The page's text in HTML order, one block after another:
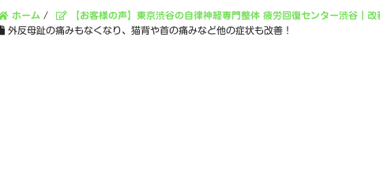
ホーム / 【お客様の声】東京渋谷の自律神経専門整体 疲労回復センター渋谷｜
外反母趾の痛みもなくなり、猫背や首の痛みなど他の症状も改善！